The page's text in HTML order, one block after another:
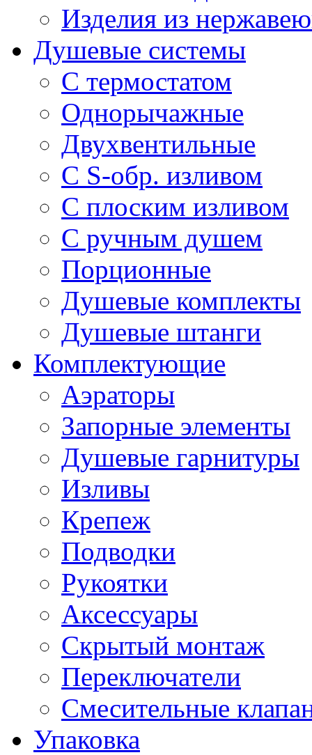
Изделия из
Душевые системы
С термостатом
Однорычажные
Двухвентильные
С S-обр. изливом
С плоским изливом
С ручным душем
Порционные
Душевые комплекты
Душевые штанги
Комплектующие
Аэраторы
Запорные элементы
Душевые гарнитуры
Изливы
Крепеж
Подводки
Рукоятки
Аксессуары
Скрытый монтаж
Переключатели
Смесительные
Упаковка